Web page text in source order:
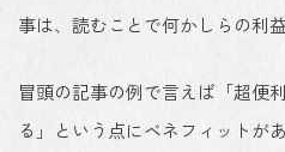
事は、読むことで何かしらの利
冒頭の記事の例で言えば「超便
る」という点にベネフィットがあ